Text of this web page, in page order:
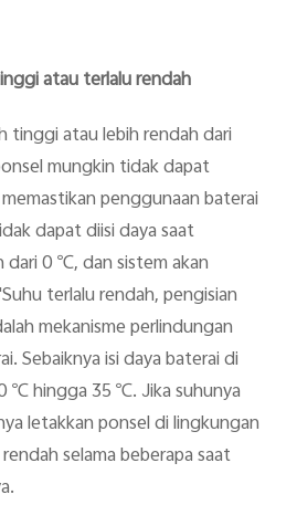
atau terlalu rendah
tinggi atau lebih rendah dari
mungkin tidak dapat
penggunaan baterai
dapat diisi daya saat
dari 0 ℃, dan sistem akan
terlalu rendah, pengisian
mekanisme perlindungan
Sebaiknya isi daya baterai di
℃ hingga 35 ℃. Jika suhunya
letakkan ponsel di lingkungan
selama beberapa saat